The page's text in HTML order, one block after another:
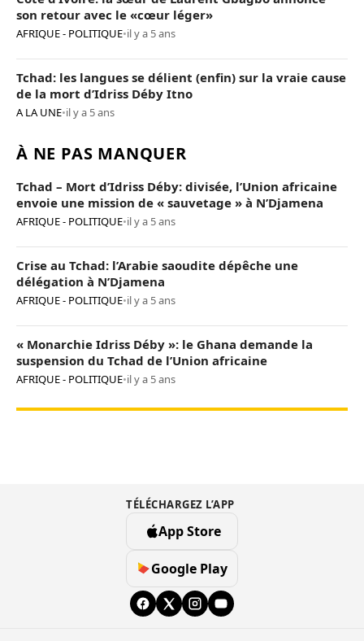
son retour avec le «cœur léger»
AFRIQUE - POLITIQUE•il y a 5 ans
Tchad: les langues se délient (enfin) sur la vraie cause
de la mort d’Idriss Déby Itno
A LA UNE•il y a 5 ans
À NE PAS MANQUER
Tchad – Mort d’Idriss Déby: divisée, l’Union africaine
envoie une mission de « sauvetage » à N’Djamena
AFRIQUE - POLITIQUE•il y a 5 ans
Crise au Tchad: l’Arabie saoudite dépêche une
délégation à N’Djamena
AFRIQUE - POLITIQUE•il y a 5 ans
« Monarchie Idriss Déby »: le Ghana demande la
suspension du Tchad de l’Union africaine
AFRIQUE - POLITIQUE•il y a 5 ans
TÉLÉCHARGEZ L’APP
App Store
Google Play